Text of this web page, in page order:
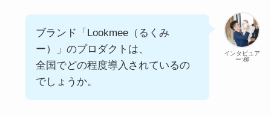
インタビュア
ー:柳
ブランド「Lookmee（るくみ
ー）」のプロダクトは、
全国でどの程度導入されているの
でしょうか。